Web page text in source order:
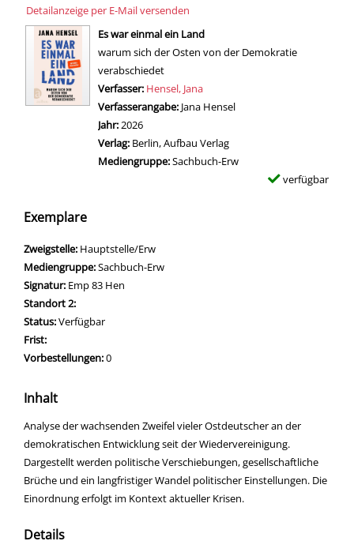
Detailanzeige per E-Mail versenden
wird in neuem Tab geöffnet
Es war einmal ein Land
warum sich der Osten von der Demokratie
verabschiedet
Verfasser: Suche nach diesem Verfasser
Hensel, Jana
Verfasserangabe: Jana Hensel
Jahr: 2026
Verlag: Berlin, Aufbau Verlag
Mediengruppe:Sachbuch-Erw
verfügbar
Exemplare
Zweigstelle: Hauptstelle/Erw
Mediengruppe:Sachbuch-Erw
Signatur: Emp 83 Hen
Standort 2:
Status:Verfügbar
Frist:
Vorbestellungen:0
Inhalt
Analyse der wachsenden Zweifel vieler Ostdeutscher an der
demokratischen Entwicklung seit der Wiedervereinigung.
Dargestellt werden politische Verschiebungen, gesellschaftliche
Brüche und ein langfristiger Wandel politischer Einstellungen. Die
Einordnung erfolgt im Kontext aktueller Krisen.
Details